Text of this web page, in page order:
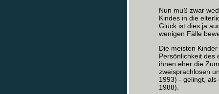
Nun muß zwar
Kindes in die
Glück ist dies ja
wenigen Fälle
Die meisten
Persönlichkeit des
ihnen eher die
zweisprachlosen
1993) - gelingt,
1988).